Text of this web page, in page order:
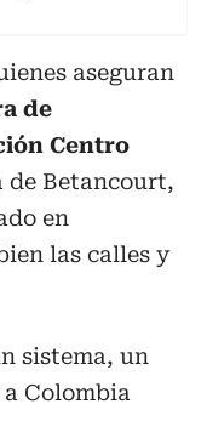
aseguran
de
Centro
de Betancourt,
en
las calles y
sistema, un
Colombia